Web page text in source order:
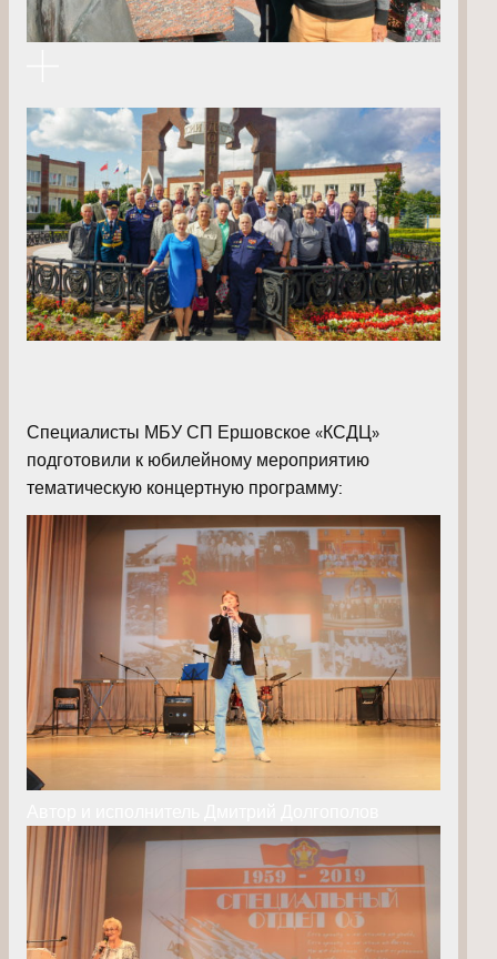
Специалисты МБУ СП Ершовское «КСДЦ»
подготовили к юбилейному мероприятию
тематическую концертную программу: